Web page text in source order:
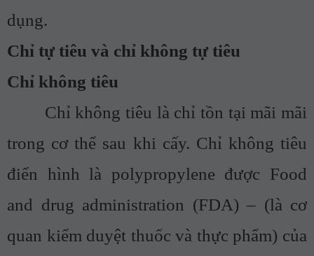
dụng.
Chỉ tự tiêu và chỉ không tự tiêu
Chỉ không tiêu
Chỉ không tiêu là chỉ tồn tại mãi mãi
trong cơ thể sau khi cấy. Chỉ không tiêu
điển hình là polypropylene được Food
and drug administration (FDA) – (là cơ
quan kiểm duyệt thuốc và thực phẩm) của